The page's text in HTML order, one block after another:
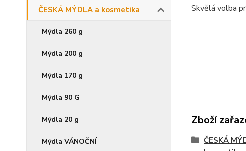
ČESKÁ MÝDLA a kosmetika
Mýdla 260 g
Mýdla 200 g
Mýdla 170 g
Mýdla 90 G
Mýdla 20 g
Mýdla VÁNOČNÍ
Skvělá volba
Zboží
ČESKÁ